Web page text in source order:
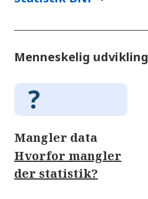
Menneskelig udvikling
Mangler data
Hvorfor mangler
der statistik?